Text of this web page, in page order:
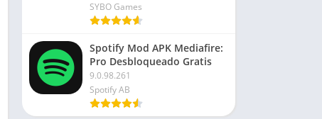
SYBO Games
Spotify Mod APK Mediafire:
Pro Desbloqueado Gratis
9.0.98.261
Spotify AB